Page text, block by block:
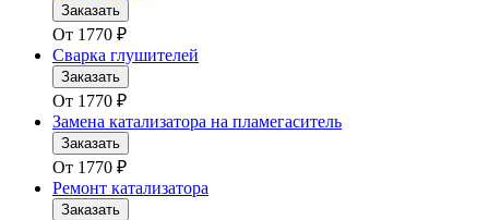
Заказать
От 1770 ₽
Сварка глушителей
Заказать
От 1770 ₽
Замена катализатора на пламегаситель
Заказать
От 1770 ₽
Ремонт катализатора
Заказать